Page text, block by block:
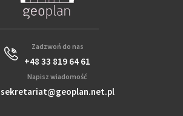
Zadzwoń do nas
+48 33 819 64 61
Napisz wiadomość
sekretariat@geoplan.net.pl